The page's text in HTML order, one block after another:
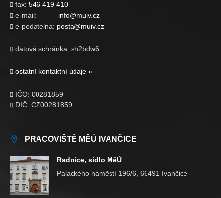
 fax: 546 419 410
 e-mail: info@muiv.cz
 e-podatelna: posta@muiv.cz
 datová schránka: sh2bdw6
 ostatní kontaktní údaje »
 IČO: 00281859
 DIČ: CZ00281859
PRACOVIŠTĚ MĚÚ IVANČICE
Radnice, sídlo MěÚ
Palackého náměstí 196/6, 66491 Ivančice